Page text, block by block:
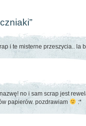
i te misterne przeszycia.. la
no i sam scrap jest
papierów. pozdrawiam
:*